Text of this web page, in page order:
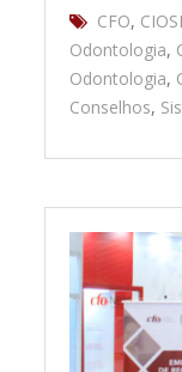
CFO,
Odontologia,
Odontologia,
Conselhos,